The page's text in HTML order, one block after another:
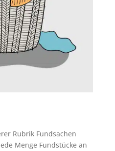
Rubrik Fundsachen
Menge Fundstücke an